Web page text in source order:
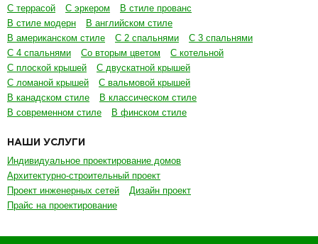
С террасой
С эркером
В стиле прованс
В стиле модерн
В английском стиле
В американском стиле
С 2 спальнями
С 3 спальнями
С 4 спальнями
Со вторым цветом
С котельной
С плоской крышей
С двускатной крышей
С ломаной крышей
С вальмовой крышей
В канадском стиле
В классическом стиле
В современном стиле
В финском стиле
НАШИ УСЛУГИ
Индивидуальное проектирование домов
Архитектурно-строительный проект
Проект инженерных сетей
Дизайн проект
Прайс на проектирование